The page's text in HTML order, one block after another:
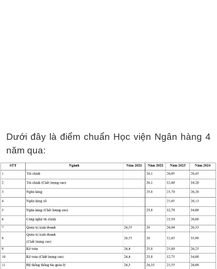
Dưới đây là điểm chuẩn Học viện Ngân hàng 4
năm qua: